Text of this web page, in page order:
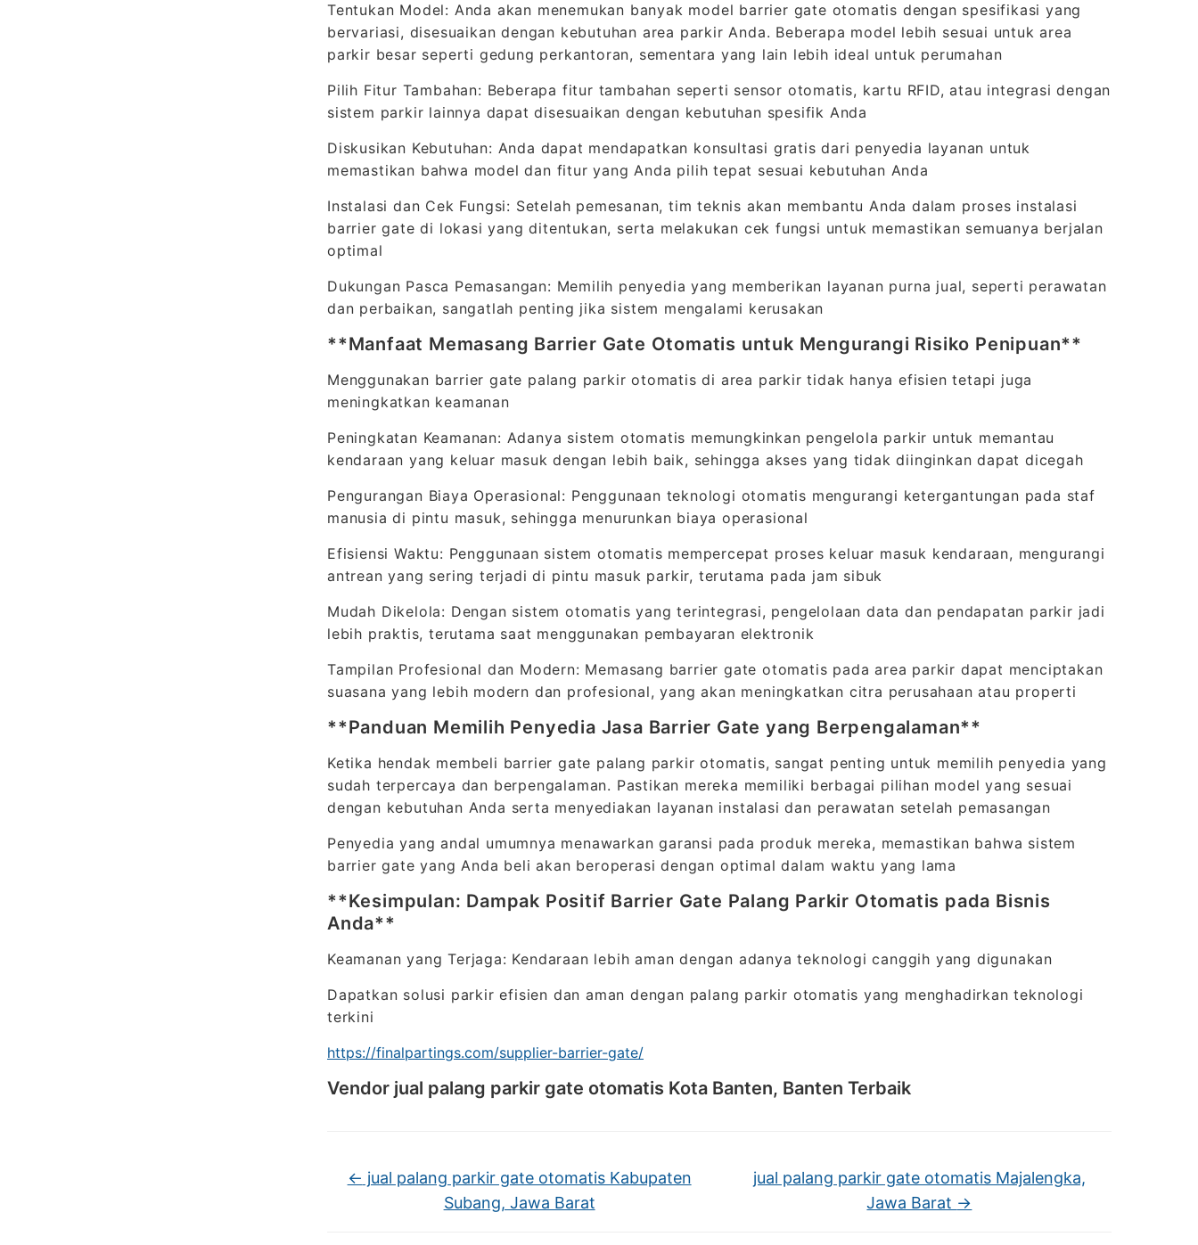
Tentukan Model: Anda akan menemukan banyak model barrier gate otomatis dengan spesifikasi yang
bervariasi, disesuaikan dengan kebutuhan area parkir Anda. Beberapa model lebih sesuai untuk area
parkir besar seperti gedung perkantoran, sementara yang lain lebih ideal untuk perumahan
Pilih Fitur Tambahan: Beberapa fitur tambahan seperti sensor otomatis, kartu RFID, atau integrasi dengan
sistem parkir lainnya dapat disesuaikan dengan kebutuhan spesifik Anda
Diskusikan Kebutuhan: Anda dapat mendapatkan konsultasi gratis dari penyedia layanan untuk
memastikan bahwa model dan fitur yang Anda pilih tepat sesuai kebutuhan Anda
Instalasi dan Cek Fungsi: Setelah pemesanan, tim teknis akan membantu Anda dalam proses instalasi
barrier gate di lokasi yang ditentukan, serta melakukan cek fungsi untuk memastikan semuanya berjalan
optimal
Dukungan Pasca Pemasangan: Memilih penyedia yang memberikan layanan purna jual, seperti perawatan
dan perbaikan, sangatlah penting jika sistem mengalami kerusakan
**Manfaat Memasang Barrier Gate Otomatis untuk Mengurangi Risiko Penipuan**
Menggunakan barrier gate palang parkir otomatis di area parkir tidak hanya efisien tetapi juga
meningkatkan keamanan
Peningkatan Keamanan: Adanya sistem otomatis memungkinkan pengelola parkir untuk memantau
kendaraan yang keluar masuk dengan lebih baik, sehingga akses yang tidak diinginkan dapat dicegah
Pengurangan Biaya Operasional: Penggunaan teknologi otomatis mengurangi ketergantungan pada staf
manusia di pintu masuk, sehingga menurunkan biaya operasional
Efisiensi Waktu: Penggunaan sistem otomatis mempercepat proses keluar masuk kendaraan, mengurangi
antrean yang sering terjadi di pintu masuk parkir, terutama pada jam sibuk
Mudah Dikelola: Dengan sistem otomatis yang terintegrasi, pengelolaan data dan pendapatan parkir jadi
lebih praktis, terutama saat menggunakan pembayaran elektronik
Tampilan Profesional dan Modern: Memasang barrier gate otomatis pada area parkir dapat menciptakan
suasana yang lebih modern dan profesional, yang akan meningkatkan citra perusahaan atau properti
**Panduan Memilih Penyedia Jasa Barrier Gate yang Berpengalaman**
Ketika hendak membeli barrier gate palang parkir otomatis, sangat penting untuk memilih penyedia yang
sudah terpercaya dan berpengalaman. Pastikan mereka memiliki berbagai pilihan model yang sesuai
dengan kebutuhan Anda serta menyediakan layanan instalasi dan perawatan setelah pemasangan
Penyedia yang andal umumnya menawarkan garansi pada produk mereka, memastikan bahwa sistem
barrier gate yang Anda beli akan beroperasi dengan optimal dalam waktu yang lama
**Kesimpulan: Dampak Positif Barrier Gate Palang Parkir Otomatis pada Bisnis
Anda**
Keamanan yang Terjaga: Kendaraan lebih aman dengan adanya teknologi canggih yang digunakan
Dapatkan solusi parkir efisien dan aman dengan palang parkir otomatis yang menghadirkan teknologi
terkini
https://finalpartings.com/supplier-barrier-gate/
Vendor jual palang parkir gate otomatis Kota Banten, Banten Terbaik
← jual palang parkir gate otomatis Kabupaten
Subang, Jawa Barat
jual palang parkir gate otomatis Majalengka,
Jawa Barat →